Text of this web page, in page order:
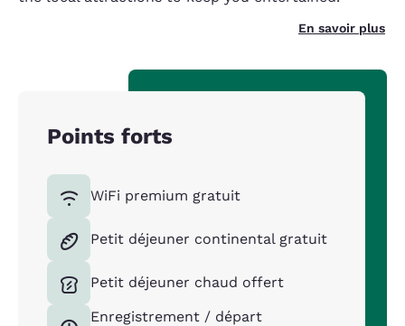
En savoir plus
Points forts
WiFi premium gratuit
Petit déjeuner continental gratuit
Petit déjeuner chaud offert
Enregistrement / départ